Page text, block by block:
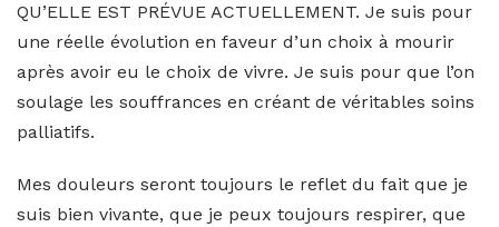
QU’ELLE EST PRÉVUE ACTUELLEMENT. Je suis pour
une réelle évolution en faveur d’un choix à mourir
après avoir eu le choix de vivre. Je suis pour que l’on
soulage les souffrances en créant de véritables soins
palliatifs.
Mes douleurs seront toujours le reflet du fait que je
suis bien vivante, que je peux toujours respirer, que